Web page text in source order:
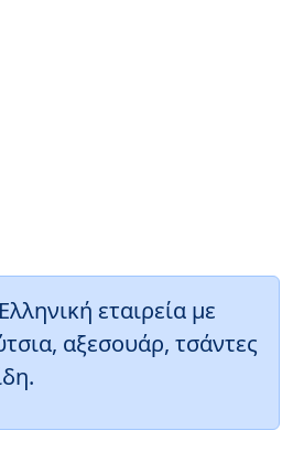
εταιρεία με
αξεσουάρ, τσάντες